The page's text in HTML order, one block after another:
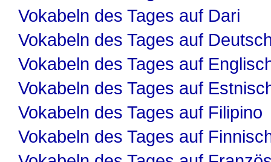
Vokabeln des Tages auf Dari
Vokabeln des Tages auf
Vokabeln des Tages auf
Vokabeln des Tages auf
Vokabeln des Tages auf Filipino
Vokabeln des Tages auf